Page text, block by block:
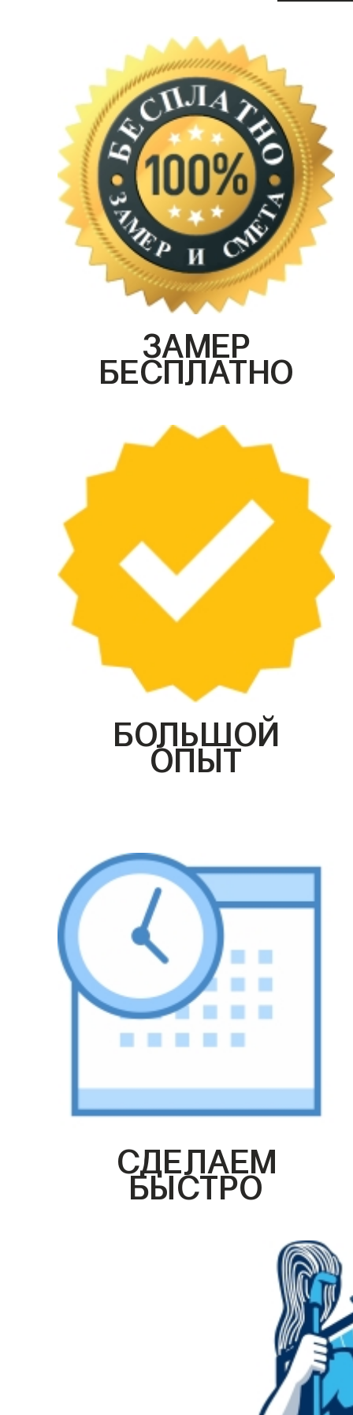
ЗАМЕР
БЕСПЛАТНО
БОЛЬШОЙ
ОПЫТ
СДЕЛАЕМ
БЫСТРО